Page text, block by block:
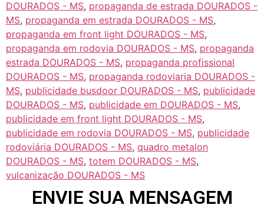
DOURADOS - MS, propaganda de estrada DOURADOS -
MS, propaganda em estrada DOURADOS - MS,
propaganda em front light DOURADOS - MS,
propaganda em rodovia DOURADOS - MS, propaganda
estrada DOURADOS - MS, propaganda profissional
DOURADOS - MS, propaganda rodoviaria DOURADOS -
MS, publicidade busdoor DOURADOS - MS, publicidade
DOURADOS - MS, publicidade em DOURADOS - MS,
publicidade em front light DOURADOS - MS,
publicidade em rodovia DOURADOS - MS, publicidade
rodoviária DOURADOS - MS, quadro metalon
DOURADOS - MS, totem DOURADOS - MS,
vulcanização DOURADOS - MS
ENVIE SUA MENSAGEM